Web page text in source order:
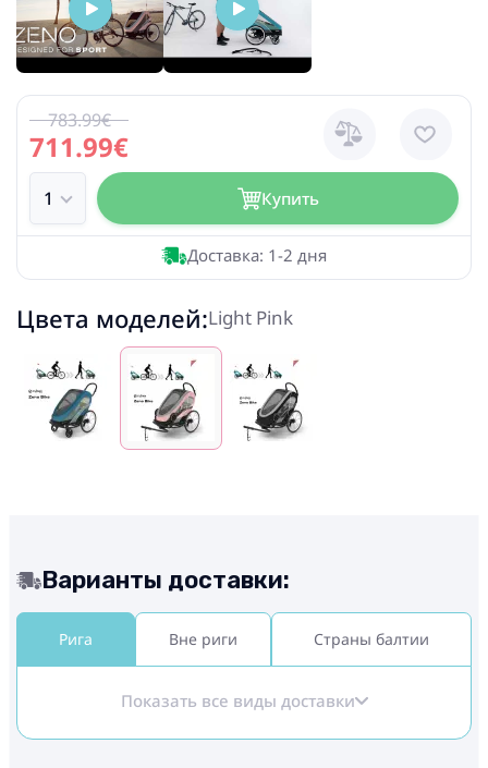
711.99€
783.99€
Купить
Доставка: 1-2 дня
Цвета моделей:Light Pink
Варианты доставки:
Рига Вне риги Страны балтии
Показать все виды доставки